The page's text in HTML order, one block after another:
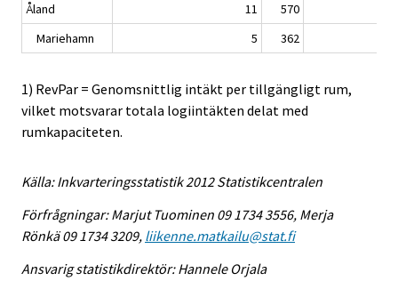
Åland
11
570
Mariehamn
5 362
1) RevPar = Genomsnittlig intäkt per tillgängligt rum,
vilket motsvarar totala logiintäkten delat med
rumkapaciteten.
Källa: Inkvarteringsstatistik 2012 Statistikcentralen
Förfrågningar: Marjut Tuominen 09 1734 3556, Merja
Rönkä 09 1734 3209, liikenne.matkailu@stat.fi
Ansvarig statistikdirektör: Hannele Orjala